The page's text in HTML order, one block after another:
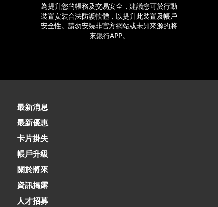
為提升您的帳務及交易安全，建議您可於行動
裝置安裝合法防護軟體，以提升此裝置及帳戶
安全性。請勿安裝非官方網站或未知來源的將
來銀行APP。
最新消息
最新優惠
卡片掛失
帳戶升級
關於將來
資訊揭露
人才招募